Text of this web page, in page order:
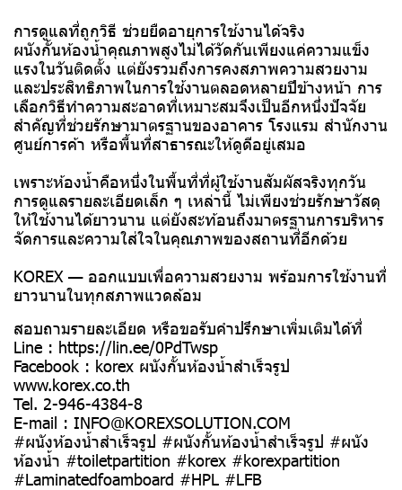
การดูแลที่ถูกวิธี ช่วยยืดอายุการใช้งานได้จริง
ผนังกั้นห้องน้ำคุณภาพสูงไม่ได้วัดกันเพียงแค่ความแข็ง
แรงในวันติดตั้ง แต่ยังรวมถึงการคงสภาพความสวยงาม
และประสิทธิภาพในการใช้งานตลอดหลายปีข้างหน้า การ
เลือกวิธีทำความสะอาดที่เหมาะสมจึงเป็นอีกหนึ่งปัจจัย
สำคัญที่ช่วยรักษามาตรฐานของอาคาร โรงแรม สำนักงาน
ศูนย์การค้า หรือพื้นที่สาธารณะให้ดูดีอยู่เสมอ
เพราะห้องน้ำคือหนึ่งในพื้นที่ที่ผู้ใช้งานสัมผัสจริงทุกวัน
การดูแลรายละเอียดเล็ก ๆ เหล่านี้ ไม่เพียงช่วยรักษาวัสดุ
ให้ใช้งานได้ยาวนาน แต่ยังสะท้อนถึงมาตรฐานการบริหาร
จัดการและความใส่ใจในคุณภาพของสถานที่อีกด้วย
KOREX — ออกแบบเพื่อความสวยงาม พร้อมการใช้งานที่
ยาวนานในทุกสภาพแวดล้อม
สอบถามรายละเอียด หรือขอรับคำปรึกษาเพิ่มเติมได้ที่
Line : https://lin.ee/0PdTwsp
Facebook : korex ผนังกั้นห้องน้ำสำเร็จรูป
www.korex.co.th
Tel. 2-946-4384-8
E-mail : INFO@KOREXSOLUTION.COM
#ผนังห้องน้ำสำเร็จรูป #ผนังกั้นห้องน้ำสำเร็จรูป #ผนัง
ห้องน้ำ #toiletpartition #korex #korexpartition
#Laminatedfoamboard #HPL #LFB